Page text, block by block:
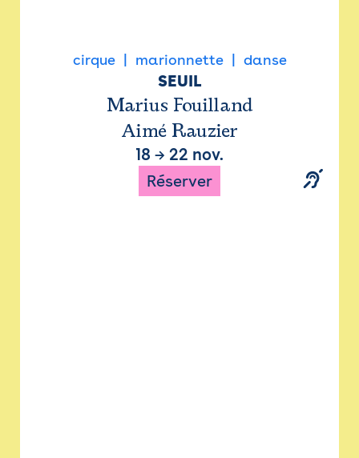
cirque marionnette danse
SEUIL
Marius Fouilland
Aimé Rauzier
18 → 22 nov.
Réserver